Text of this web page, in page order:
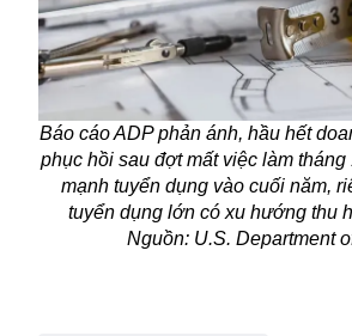
Báo cáo ADP phản ánh, hầu hết
phục hồi sau đợt mất việc làm tháng
mạnh tuyển dụng vào cuối năm,
tuyển dụng lớn có xu hướng thu
Nguồn: U.S. Department